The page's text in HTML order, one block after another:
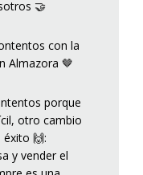
🤝
con la
Almazora 🤎
porque
otro cambio
éxito 🙌:
y vender el